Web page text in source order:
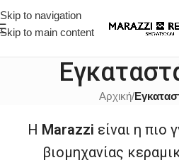
Skip to navigation
Skip to main content
Αρχική/
Η Marazzi είναι η πιο
βιομηχανίας